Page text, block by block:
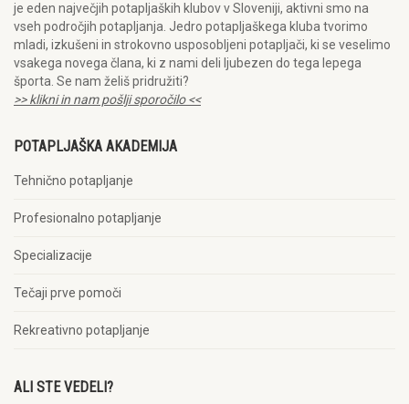
je eden največjih potapljaških klubov v Sloveniji, aktivni smo na
vseh področjih potapljanja. Jedro potapljaškega kluba tvorimo
mladi, izkušeni in strokovno usposobljeni potapljači, ki se veselimo
vsakega novega člana, ki z nami deli ljubezen do tega lepega
športa. Se nam želiš pridružiti?
>> klikni in nam pošlji sporočilo <<
POTAPLJAŠKA AKADEMIJA
Tehnično potapljanje
Profesionalno potapljanje
Specializacije
Tečaji prve pomoči
Rekreativno potapljanje
ALI STE VEDELI?